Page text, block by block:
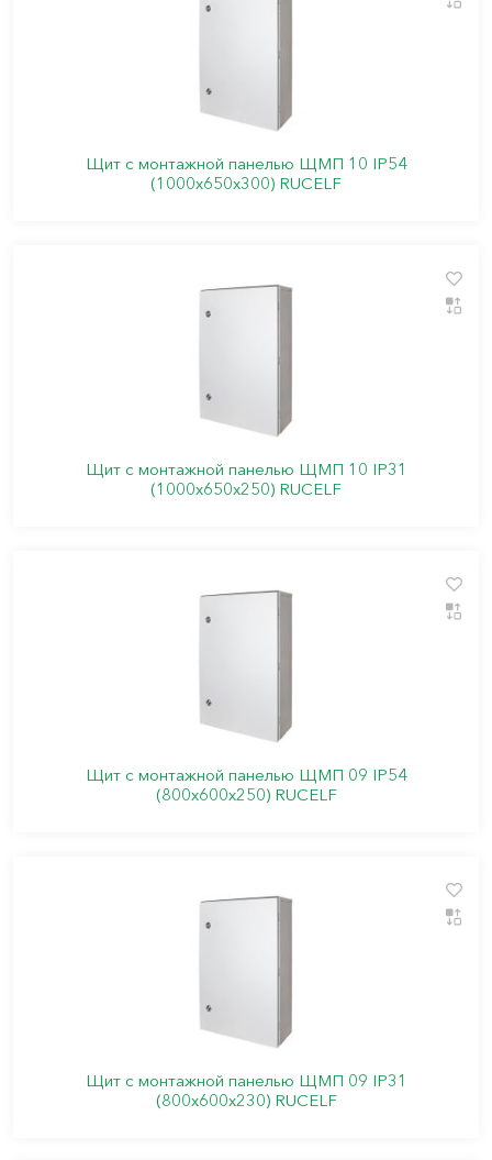
Щит с монтажной панелью ЩМП 10 IP54
(1000х650х300) RUCELF
Щит с монтажной панелью ЩМП 10 IP31
(1000х650х250) RUCELF
Щит с монтажной панелью ЩМП 09 IP54
(800х600х250) RUCELF
Щит с монтажной панелью ЩМП 09 IP31
(800х600х230) RUCELF